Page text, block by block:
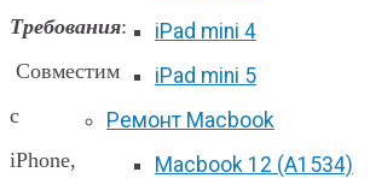
iPad mini 4
iPad mini 5
Ремонт Macbook
Macbook 12 (А1534)
Требования:
Совместим
с
iPhone,